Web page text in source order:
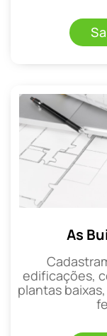
As
edificações,
plantas